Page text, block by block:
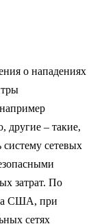
о нападениях
– такие,
сетевых
затрат. По
США, при
сетях